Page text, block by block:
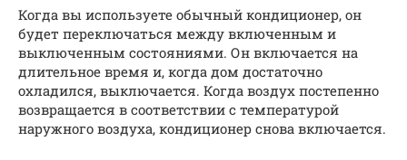
Когда вы используете обычный кондиционер, он
будет переключаться между включенным и
выключенным состояниями. Он включается на
длительное время и, когда дом достаточно
охладился, выключается. Когда воздух постепенно
возвращается в соответствии с температурой
наружного воздуха, кондиционер снова включается.